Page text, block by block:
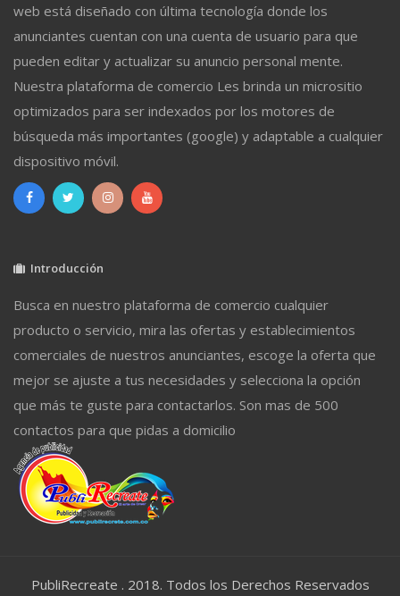
web está diseñado con última tecnología donde los
anunciantes cuentan con una cuenta de usuario para que
pueden editar y actualizar su anuncio personal mente.
Nuestra plataforma de comercio Les brinda un micrositio
optimizados para ser indexados por los motores de
búsqueda más importantes (google) y adaptable a cualquier
dispositivo móvil.
Introducción
Busca en nuestro plataforma de comercio cualquier
producto o servicio, mira las ofertas y establecimientos
comerciales de nuestros anunciantes, escoge la oferta que
mejor se ajuste a tus necesidades y selecciona la opción
que más te guste para contactarlos. Son mas de 500
contactos para que pidas a domicilio
PubliRecreate . 2018. Todos los Derechos Reservados